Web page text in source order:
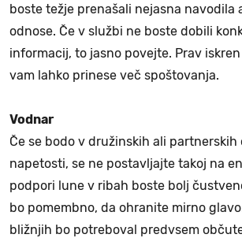
boste težje prenašali nejasna navodila
odnose. Če v službi ne boste dobili
informacij, to jasno povejte. Prav
vam lahko prinese več spoštovanja.
Vodnar
Če se bodo v družinskih ali
napetosti, se ne postavljajte takoj na
podpori lune v ribah boste bolj
bo pomembno, da ohranite mirno
bližnjih bo potreboval predvsem